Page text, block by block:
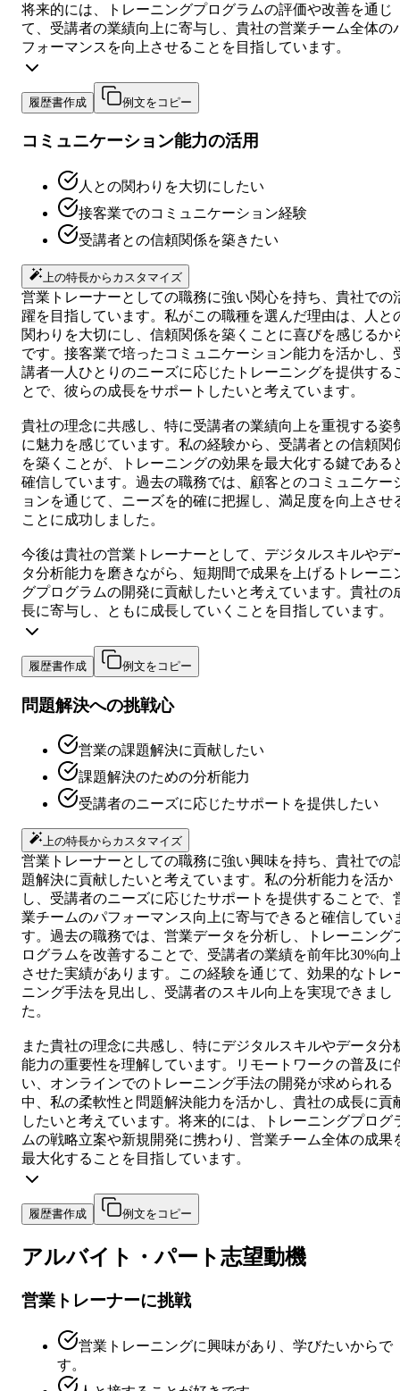
将来的には、トレーニングプログラムの評価や改善を通じ
て、受講者の業績向上に寄与し、貴社の営業チーム全体の
フォーマンスを向上させることを目指しています。
履歴書作成 例文をコピー
コミュニケーション能力の活用
人との関わりを大切にしたい
接客業でのコミュニケーション経験
受講者との信頼関係を築きたい
上の特長からカスタマイズ
営業トレーナーとしての職務に強い関心を持ち、貴社での
躍を目指しています。私がこの職種を選んだ理由は、人と
関わりを大切にし、信頼関係を築くことに喜びを感じるか
です。接客業で培ったコミュニケーション能力を活かし、
講者一人ひとりのニーズに応じたトレーニングを提供する
とで、彼らの成長をサポートしたいと考えています。
貴社の理念に共感し、特に受講者の業績向上を重視する姿
に魅力を感じています。私の経験から、受講者との信頼関
を築くことが、トレーニングの効果を最大化する鍵である
確信しています。過去の職務では、顧客とのコミュニケー
ョンを通じて、ニーズを的確に把握し、満足度を向上させ
ことに成功しました。
今後は貴社の営業トレーナーとして、デジタルスキルやデ
タ分析能力を磨きながら、短期間で成果を上げるトレーニ
グプログラムの開発に貢献したいと考えています。貴社の
長に寄与し、ともに成長していくことを目指しています。
履歴書作成 例文をコピー
問題解決への挑戦心
営業の課題解決に貢献したい
課題解決のための分析能力
受講者のニーズに応じたサポートを提供したい
上の特長からカスタマイズ
営業トレーナーとしての職務に強い興味を持ち、貴社での
題解決に貢献したいと考えています。私の分析能力を活か
し、受講者のニーズに応じたサポートを提供することで、
業チームのパフォーマンス向上に寄与できると確信してい
す。過去の職務では、営業データを分析し、トレーニング
ログラムを改善することで、受講者の業績を前年比30%向
させた実績があります。この経験を通じて、効果的なトレ
ニング手法を見出し、受講者のスキル向上を実現できまし
た。
また貴社の理念に共感し、特にデジタルスキルやデータ分
能力の重要性を理解しています。リモートワークの普及に
い、オンラインでのトレーニング手法の開発が求められる
中、私の柔軟性と問題解決能力を活かし、貴社の成長に貢
したいと考えています。将来的には、トレーニングプログ
ムの戦略立案や新規開発に携わり、営業チーム全体の成果
最大化することを目指しています。
履歴書作成 例文をコピー
アルバイト・パート志望動機
営業トレーナーに挑戦
営業トレーニングに興味があり、学びたいからで
す。